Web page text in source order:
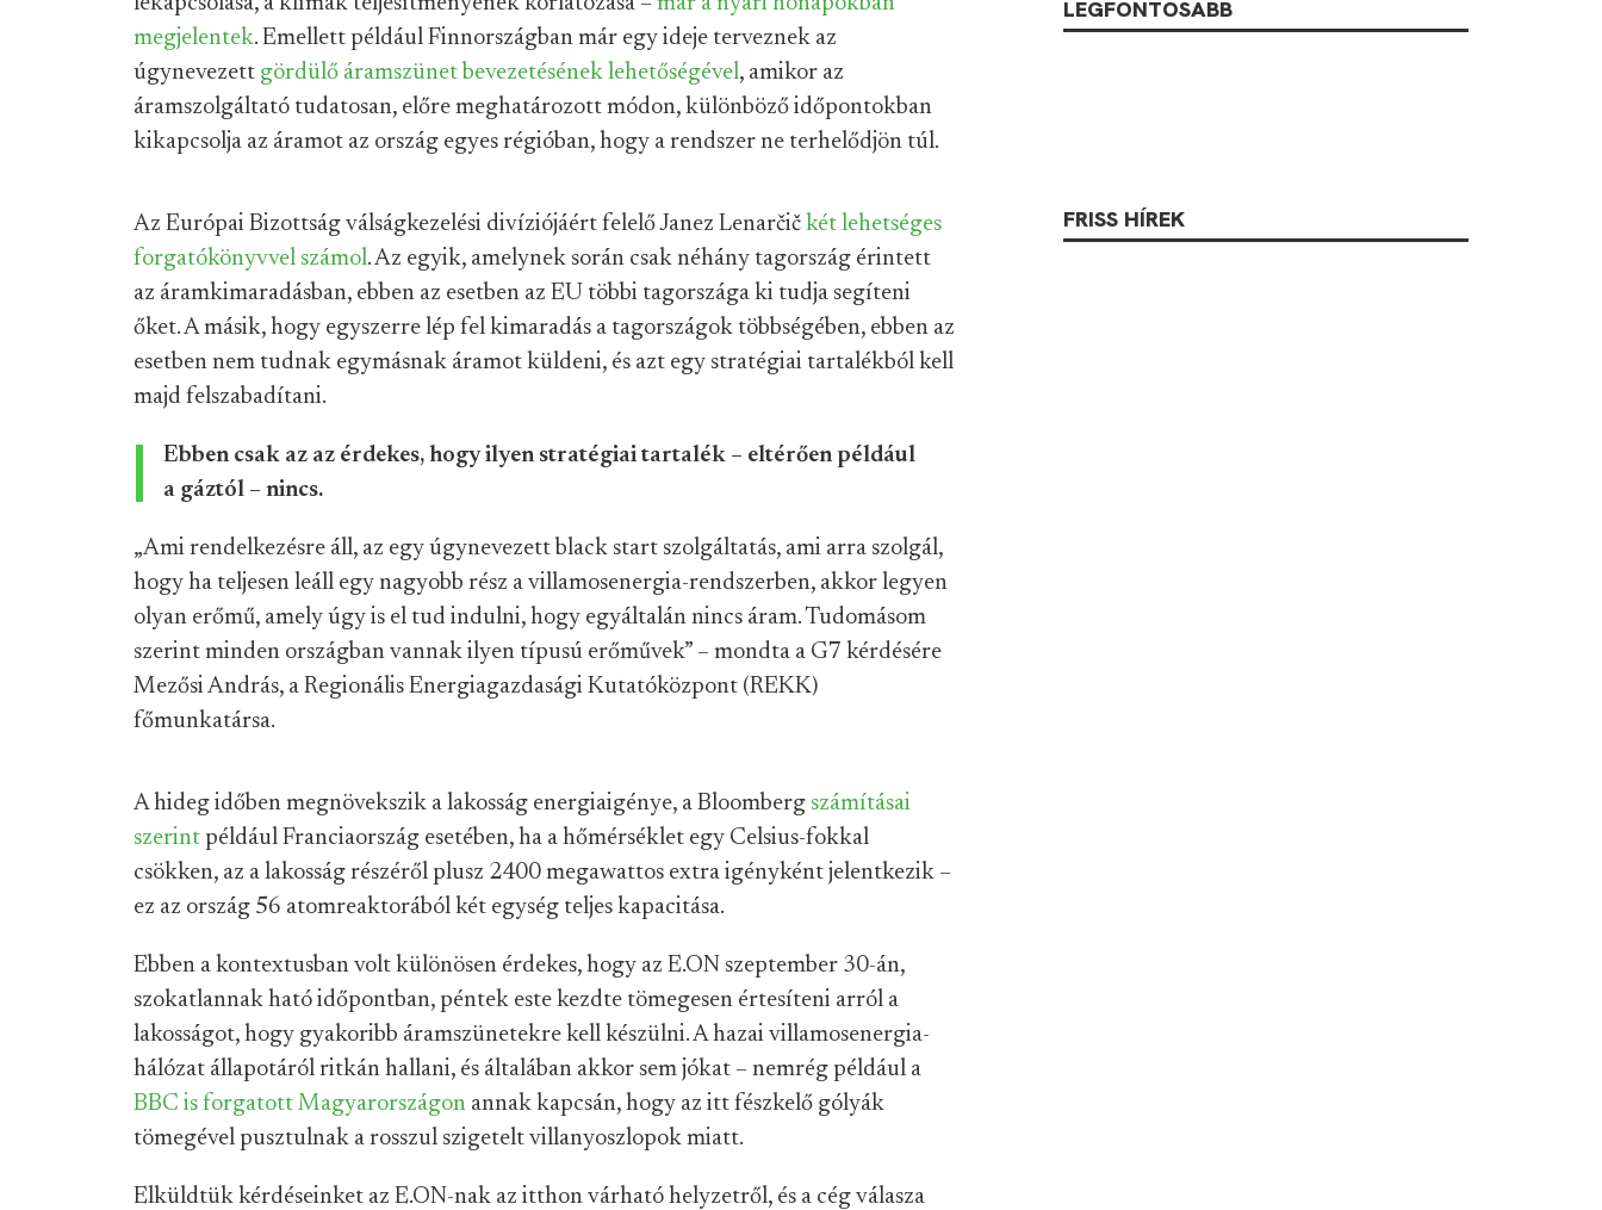
megjelentek. Emellett például Finnországban már egy ideje terveznek az
úgynevezett gördülő áramszünet bevezetésének lehetőségével, amikor az
áramszolgáltató tudatosan, előre meghatározott módon, különböző időpontokban
kikapcsolja az áramot az ország egyes régióban, hogy a rendszer ne terhelődjön túl.
Az Európai Bizottság válságkezelési divíziójáért felelő Janez Lenarčič két lehetséges
forgatókönyvvel számol. Az egyik, amelynek során csak néhány tagország érintett
az áramkimaradásban, ebben az esetben az EU többi tagországa ki tudja segíteni
őket. A másik, hogy egyszerre lép fel kimaradás a tagországok többségében, ebben az
esetben nem tudnak egymásnak áramot küldeni, és azt egy stratégiai tartalékból kell
majd felszabadítani.
Ebben csak az az érdekes, hogy ilyen stratégiai tartalék – eltérően például
a gáztól – nincs.
„Ami rendelkezésre áll, az egy úgynevezett black start szolgáltatás, ami arra szolgál,
hogy ha teljesen leáll egy nagyobb rész a villamosenergia-rendszerben, akkor legyen
olyan erőmű, amely úgy is el tud indulni, hogy egyáltalán nincs áram. Tudomásom
szerint minden országban vannak ilyen típusú erőművek” – mondta a G7 kérdésére
Mezősi András, a Regionális Energiagazdasági Kutatóközpont (REKK)
főmunkatársa.
A hideg időben megnövekszik a lakosság energiaigénye, a Bloomberg számításai
szerint például Franciaország esetében, ha a hőmérséklet egy Celsius-fokkal
csökken, az a lakosság részéről plusz 2400 megawattos extra igényként jelentkezik –
ez az ország 56 atomreaktorából két egység teljes kapacitása.
Ebben a kontextusban volt különösen érdekes, hogy az E.ON szeptember 30-án,
szokatlannak ható időpontban, péntek este kezdte tömegesen értesíteni arról a
lakosságot, hogy gyakoribb áramszünetekre kell készülni. A hazai villamosenergia-
hálózat állapotáról ritkán hallani, és általában akkor sem jókat – nemrég például a
BBC is forgatott Magyarországon annak kapcsán, hogy az itt fészkelő gólyák
tömegével pusztulnak a rosszul szigetelt villanyoszlopok miatt.
Elküldtük kérdéseinket az E.ON-nak az itthon várható helyzetről, és a cég válasza
LEGFONTOSABB
FRISS HÍREK